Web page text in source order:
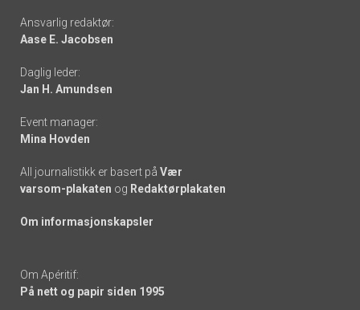
Footer
-
links
Ansvarlig redaktør:
Aase E. Jacobsen
Daglig leder:
Jan H. Amundsen
Event manager:
Mina Hovden
All journalistikk er basert på Vær
varsom-plakaten og Redaktørplakaten
Om informasjonskapsler
Om Apéritif:
På nett og papir siden 1995